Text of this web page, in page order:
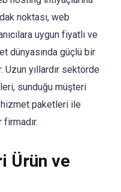
noktası, web
uygun fiyatlı ve
dünyasında güçlü bir
Uzun yıllardır sektörde
sunduğu müşteri
hizmet paketleri ile
Ürün ve